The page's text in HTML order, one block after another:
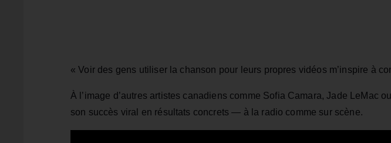
« Voir des gens utiliser la chanson pour leurs propres vidéos m’inspire à
À l’image d’autres artistes canadiens comme Sofia Camara, Jade LeMac
son succès viral en résultats concrets — à la radio comme sur scène.